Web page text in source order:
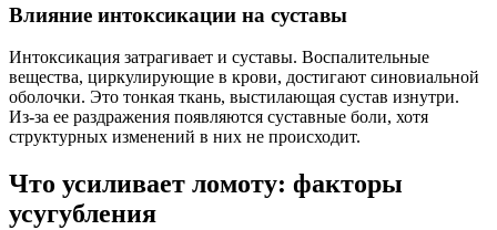
Влияние интоксикации на суставы
Интоксикация затрагивает и суставы. Воспалительные
вещества, циркулирующие в крови, достигают синовиальной
оболочки. Это тонкая ткань, выстилающая сустав изнутри.
Из-за ее раздражения появляются суставные боли, хотя
структурных изменений в них не происходит.
Что усиливает ломоту: факторы
усугубления